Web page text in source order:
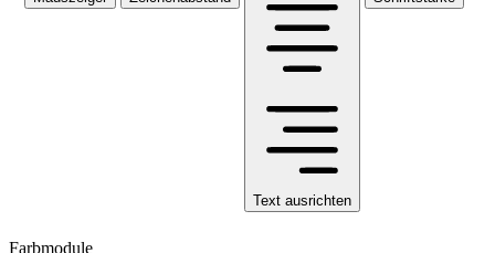
Text ausrichten
Farbmodule